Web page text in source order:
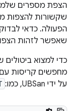
הצפת מספרים
שקשורות להצפות
הפעולה. כדאי
שאפשר לזהות
כדי למצוא
מחפשים קריסות
על ידי UBSan, כמו: